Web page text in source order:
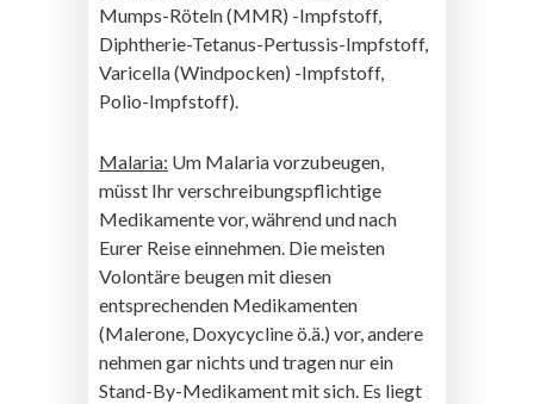
Mumps-Röteln (MMR) -Impfstoff,
Diphtherie-Tetanus-Pertussis-Impfstoff,
Varicella (Windpocken) -Impfstoff,
Polio-Impfstoff).
Malaria: Um Malaria vorzubeugen,
müsst Ihr verschreibungspflichtige
Medikamente vor, während und nach
Eurer Reise einnehmen. Die meisten
Volontäre beugen mit diesen
entsprechenden Medikamenten
(Malerone, Doxycycline ö.ä.) vor, andere
nehmen gar nichts und tragen nur ein
Stand-By-Medikament mit sich. Es liegt